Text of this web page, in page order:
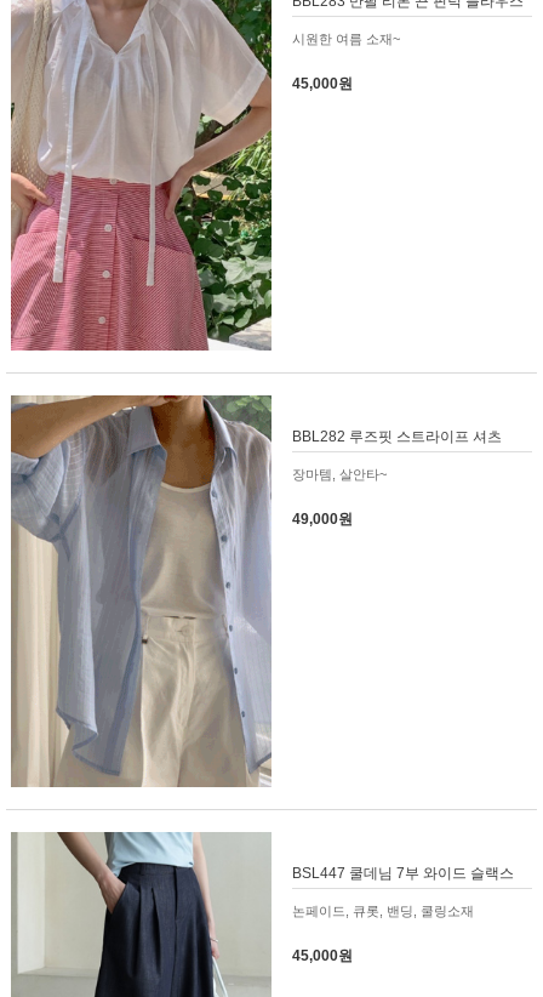
시원한 여름 소재~
45,000원
BBL282 루즈핏 스트라이프 셔츠
장마템, 살안타~
49,000원
BSL447 쿨데님 7부 와이드 슬랙스
논페이드, 큐롯, 밴딩, 쿨링소재
45,000원